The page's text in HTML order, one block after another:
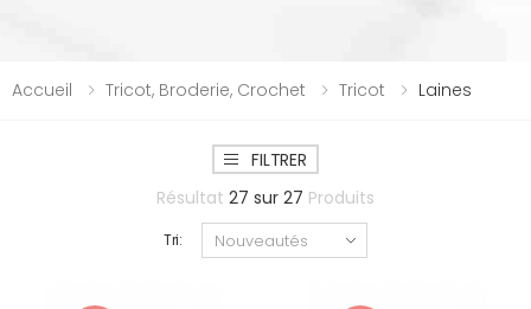
Accueil Tricot, Broderie, Crochet Tricot Laines
FILTRER
Résultat 27 sur 27 Produits
Tri: